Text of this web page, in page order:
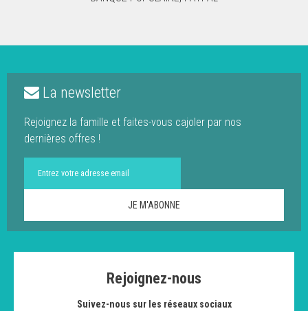
La newsletter
Rejoignez la famille et faites-vous cajoler par nos
dernières offres !
Rejoignez-nous
Suivez-nous sur les réseaux sociaux